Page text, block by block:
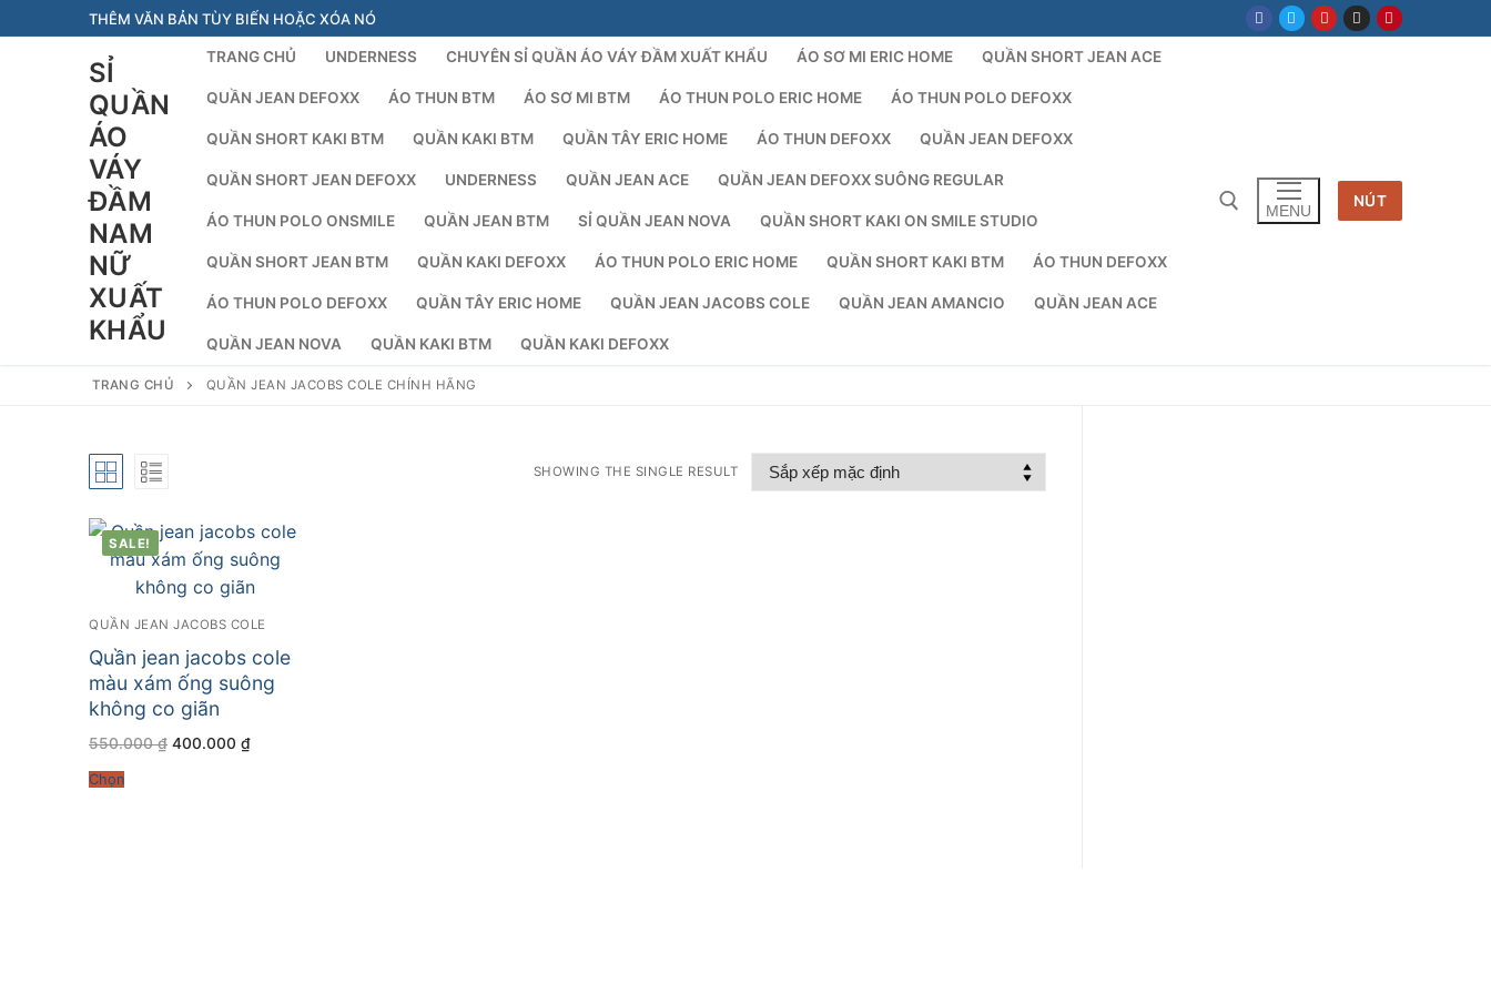
đến
THÊM VĂN BẢN TÙY BIẾN HOẶC XÓA NÓ
SỈ
QUẦN
ÁO
VÁY
ĐẦM
NAM
NỮ
XUẤT
KHẨU
TRANG CHỦ UNDERNESS CHUYÊN SỈ QUẦN ÁO VÁY ĐẦM XUẤT KHẨU ÁO SƠ MI ERIC HOME QUẦN SHORT JEAN ACE
QUẦN JEAN DEFOXX ÁO THUN BTM ÁO SƠ MI BTM ÁO THUN POLO ERIC HOME ÁO THUN POLO DEFOXX
QUẦN SHORT KAKI BTM QUẦN KAKI BTM QUẦN TÂY ERIC HOME ÁO THUN DEFOXX QUẦN JEAN DEFOXX
QUẦN SHORT JEAN DEFOXX UNDERNESS QUẦN JEAN ACE QUẦN JEAN DEFOXX SUÔNG REGULAR
ÁO THUN POLO ONSMILE QUẦN JEAN BTM SỈ QUẦN JEAN NOVA QUẦN SHORT KAKI ON SMILE STUDIO
QUẦN SHORT JEAN BTM QUẦN KAKI DEFOXX ÁO THUN POLO ERIC HOME QUẦN SHORT KAKI BTM ÁO THUN DEFOXX
ÁO THUN POLO DEFOXX QUẦN TÂY ERIC HOME QUẦN JEAN JACOBS COLE QUẦN JEAN AMANCIO QUẦN JEAN ACE
QUẦN JEAN NOVA QUẦN KAKI BTM QUẦN KAKI DEFOXX
Tìm kiếm cho:
MENU
NÚT
TRANG CHỦ QUẦN JEAN JACOBS COLE CHÍNH HÃNG
SHOWING THE SINGLE RESULT
SALE!
QUẦN JEAN JACOBS COLE
Quần jean jacobs cole
màu xám ống suông
không co giãn
550.000₫ Giá
400.000 ₫Giá
Chọn